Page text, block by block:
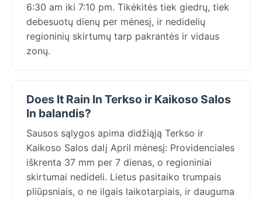
6:30 am iki 7:10 pm. Tikėkitės tiek giedrų, tiek
debesuotų dienų per mėnesį, ir nedidelių
regioninių skirtumų tarp pakrantės ir vidaus
zonų.
Does It Rain In Terkso ir Kaikoso Salos
In balandis?
Sausos sąlygos apima didžiąją Terkso ir
Kaikoso Salos dalį April mėnesį: Providenciales
iškrenta 37 mm per 7 dienas, o regioniniai
skirtumai nedideli. Lietus pasitaiko trumpais
pliūpsniais, o ne ilgais laikotarpiais, ir dauguma